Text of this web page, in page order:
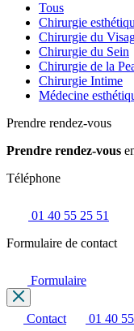
Tous
Chirurgie
Chirurgie du
Chirurgie du Sein
Chirurgie de la
Chirurgie Intime
Médecine
Prendre rendez-vous
Prendre rendez-vous
Téléphone
01 40 55 25 51
Formulaire de contact
Formulaire
Contact 01 40